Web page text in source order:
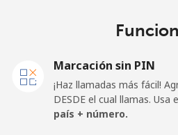
Línea fija
⁦199.5c⁩
Marcación sin PIN
¡Haz llamadas más fácil!
DESDE el cual llamas. Usa
país + número.